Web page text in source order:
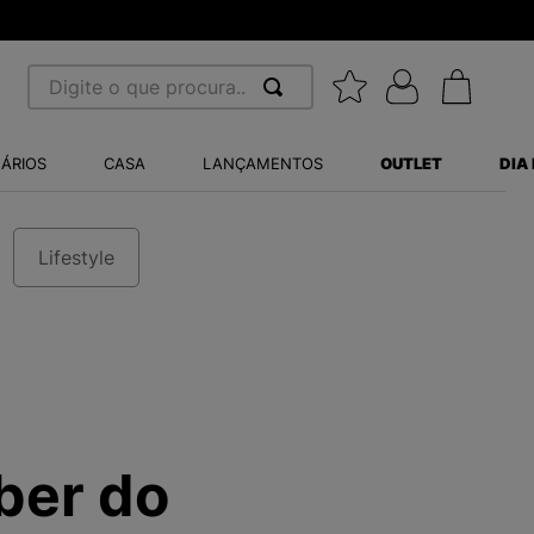
Digite o que procura...
CASA LANÇAMENTOS OUTLET DIA
Lifestyle
do
BALANCE 530